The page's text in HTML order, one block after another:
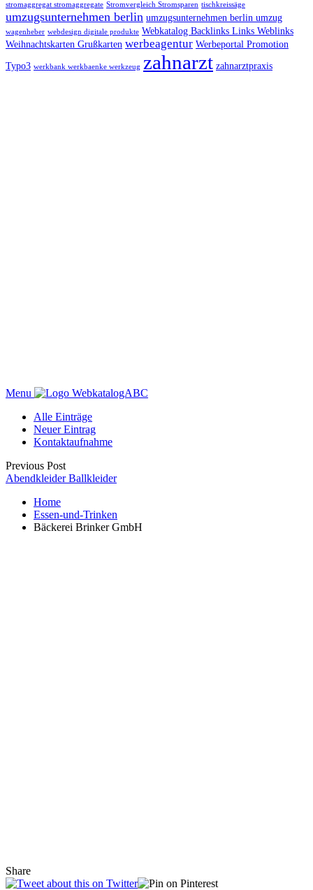
stromaggregat stromaggregate Stromvergleich Stromsparen tischkreissäge
umzugsunternehmen berlin umzugsunternehmen berlin umzug
wagenheber webdesign digitale produkte Webkatalog Backlinks Links Weblinks
Weihnachtskarten Grußkarten werbeagentur Werbeportal Promotion
Typo3 werkbank werkbaenke werkzeug zahnarzt zahnarztpraxis
Menu
WebkatalogABC
Alle Einträge
Neuer Eintrag
Kontaktaufnahme
Previous Post
Abendkleider Ballkleider
Home
Essen-und-Trinken
Bäckerei Brinker GmbH
Share